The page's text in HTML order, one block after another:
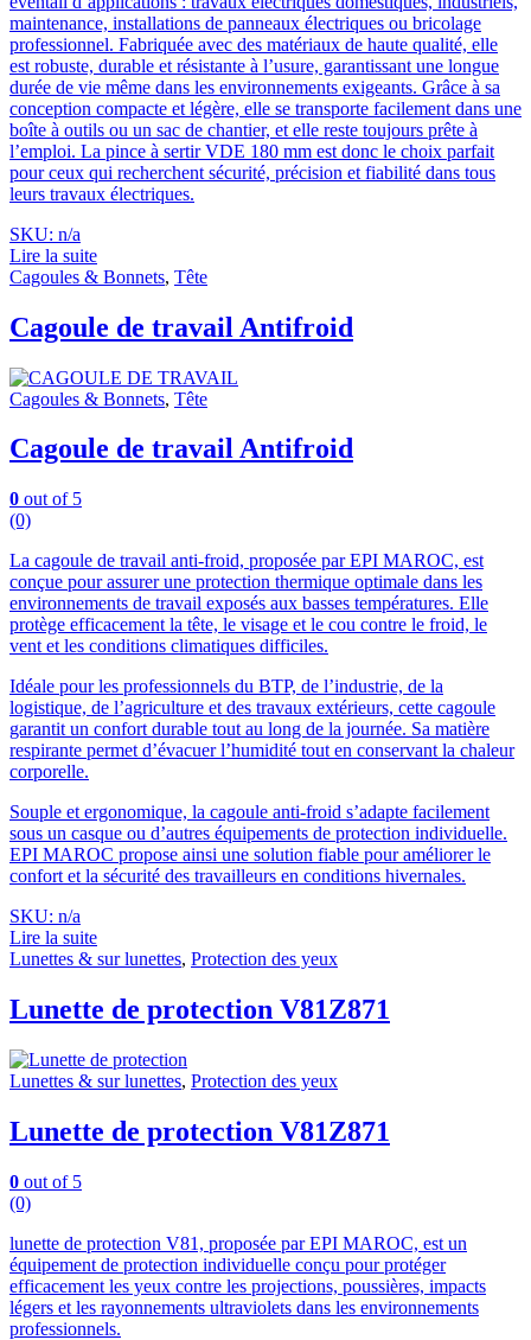
maintenance, installations de panneaux électriques ou bricolage
professionnel. Fabriquée avec des matériaux de haute qualité, elle
est robuste, durable et résistante à l’usure, garantissant une longue
durée de vie même dans les environnements exigeants. Grâce à sa
conception compacte et légère, elle se transporte facilement dans une
boîte à outils ou un sac de chantier, et elle reste toujours prête à
l’emploi. La pince à sertir VDE 180 mm est donc le choix parfait
pour ceux qui recherchent sécurité, précision et fiabilité dans tous
leurs travaux électriques.
SKU: n/a
Lire la suite
Cagoules & Bonnets, Tête
Cagoule de travail Antifroid
Cagoules & Bonnets, Tête
Cagoule de travail Antifroid
0 out of 5
(0)
La cagoule de travail anti-froid, proposée par EPI MAROC, est
conçue pour assurer une protection thermique optimale dans les
environnements de travail exposés aux basses températures. Elle
protège efficacement la tête, le visage et le cou contre le froid, le
vent et les conditions climatiques difficiles.
Idéale pour les professionnels du BTP, de l’industrie, de la
logistique, de l’agriculture et des travaux extérieurs, cette cagoule
garantit un confort durable tout au long de la journée. Sa matière
respirante permet d’évacuer l’humidité tout en conservant la chaleur
corporelle.
Souple et ergonomique, la cagoule anti-froid s’adapte facilement
sous un casque ou d’autres équipements de protection individuelle.
EPI MAROC propose ainsi une solution fiable pour améliorer le
confort et la sécurité des travailleurs en conditions hivernales.
SKU: n/a
Lire la suite
Lunettes & sur lunettes, Protection des yeux
Lunette de protection V81Z871
Lunettes & sur lunettes, Protection des yeux
Lunette de protection V81Z871
0 out of 5
(0)
lunette de protection V81, proposée par EPI MAROC, est un
équipement de protection individuelle conçu pour protéger
efficacement les yeux contre les projections, poussières, impacts
légers et les rayonnements ultraviolets dans les environnements
professionnels.